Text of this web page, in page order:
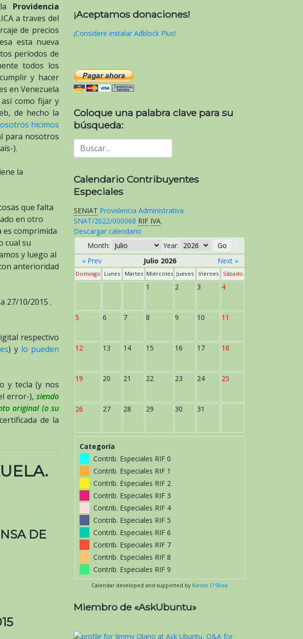
Providencia
a traves del
de precios
esta nueva
períodos de
todos los
y hacer
en Venezuela
como fijar y
de hecho la
hicimos
para nosotros
).
la
que falta
en otro
es comprimida
cual su
y luego al
anterioridad
27/10/2015 .
respectivo
) y lo pueden
y tecla (y nos
error-), siendo
original (o su
de la
DE
¡Aceptamos donaciones!
¡Considere instalar Adblock Plus!
Coloque una palabra clave para su
búsqueda:
Calendario Contribuyentes
Especiales
SENIAT Providencia Administrativa
SNAT/2022/000068 RIF IVA.
Descargar calendario
Month:
Year:
« Prev
Julio 2026 Next »
Domingo Lunes Martes Miércoles Jueves Viernes Sábado
1 2 3 4
5 6 7 8 9 10 11
12 13 14 15 16 17 18
19 20 21 22 23 24 25
26 27 28 29 30 31
Categoría
Contrib. Especiales RIF 0
Contrib. Especiales RIF 1
Contrib. Especiales RIF 2
Contrib. Especiales RIF 3
Contrib. Especiales RIF 4
Contrib. Especiales RIF 5
Contrib. Especiales RIF 6
Contrib. Especiales RIF 7
Contrib. Especiales RIF 8
Contrib. Especiales RIF 9
Calendar developed and supported by Kieran O'Shea
Miembro de «AskUbuntu»